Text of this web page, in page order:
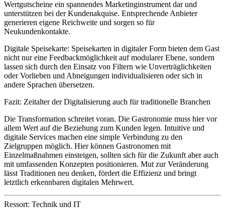
Wertgutscheine ein spannendes Marketinginstrument dar und
unterstützen bei der Kundenakquise. Entsprechende Anbieter
generieren eigene Reichweite und sorgen so für
Neukundenkontakte.
Digitale Speisekarte: Speisekarten in digitaler Form bieten dem Gast
nicht nur eine Feedbackmöglichkeit auf modularer Ebene, sondern
lassen sich durch den Einsatz von Filtern wie Unverträglichkeiten
oder Vorlieben und Abneigungen individualisieren oder sich in
andere Sprachen übersetzen.
Fazit: Zeitalter der Digitalisierung auch für traditionelle Branchen
Die Transformation schreitet voran. Die Gastronomie muss hier vor
allem Wert auf die Beziehung zum Kunden legen. Intuitive und
digitale Services machen eine simple Verbindung zu den
Zielgruppen möglich. Hier können Gastronomen mit
Einzelmaßnahmen einsteigen, sollten sich für die Zukunft aber auch
mit umfassenden Konzepten positionieren. Mut zur Veränderung
lässt Traditionen neu denken, fördert die Effizienz und bringt
letztlich erkennbaren digitalen Mehrwert.
Ressort: Technik und IT